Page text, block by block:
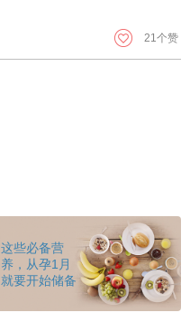
21个赞
这些必备营
养，从孕1月
就要开始储备